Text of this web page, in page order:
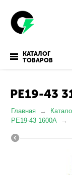
КАТАЛОГ
ТОВАРОВ
РЕ19-43
Главная
РЕ19-43 1600А